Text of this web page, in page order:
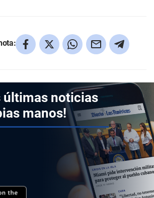
últimas noticias
manos!